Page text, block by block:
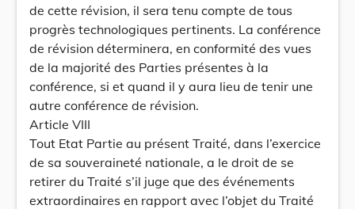
de cette révision, il sera tenu compte de tous
progrès technologiques pertinents. La conférence
de révision déterminera, en conformité des vues
de la majorité des Parties présentes à la
conférence, si et quand il y aura lieu de tenir une
autre conférence de révision.
Article VIII
Tout Etat Partie au présent Traité, dans l’exercice
de sa souveraineté nationale, a le droit de se
retirer du Traité s’il juge que des événements
extraordinaires en rapport avec l’objet du Traité